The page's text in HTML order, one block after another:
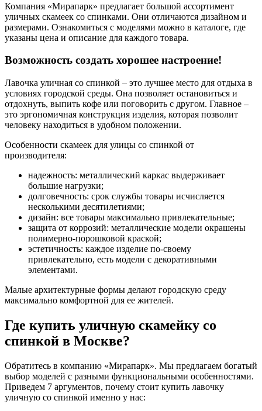
Компания «Мирапарк» предлагает большой ассортимент
уличных скамеек со спинками. Они отличаются дизайном и
размерами. Ознакомиться с моделями можно в каталоге, где
указаны цена и описание для каждого товара.
Возможность создать хорошее настроение!
Лавочка уличная со спинкой – это лучшее место для отдыха в
условиях городской среды. Она позволяет остановиться и
отдохнуть, выпить кофе или поговорить с другом. Главное –
это эргономичная конструкция изделия, которая позволит
человеку находиться в удобном положении.
Особенности скамеек для улицы со спинкой от
производителя:
надежность: металлический каркас выдерживает
большие нагрузки;
долговечность: срок службы товары исчисляется
несколькими десятилетиями;
дизайн: все товары максимально привлекательные;
защита от коррозий: металлические модели окрашены
полимерно-порошковой краской;
эстетичность: каждое изделие по-своему
привлекательно, есть модели с декоративными
элементами.
Малые архитектурные формы делают городскую среду
максимально комфортной для ее жителей.
Где купить уличную скамейку со
спинкой в Москве?
Обратитесь в компанию «Мирапарк». Мы предлагаем богатый
выбор моделей с разными функциональными особенностями.
Приведем 7 аргументов, почему стоит купить лавочку
уличную со спинкой именно у нас: